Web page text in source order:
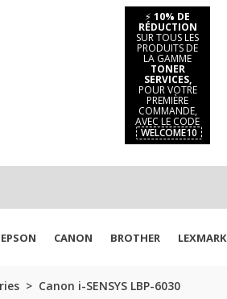
⚡ 10% DE
RÉDUCTION
SUR TOUS LES
PRODUITS DE
LA GAMME
TONER
SERVICES,
POUR VOTRE
PREMIÈRE
COMMANDE,
AVEC LE CODE
WELCOME10
EPSON CANON BROTHER LEXMARK
Canon i-SENSYS LBP-6030